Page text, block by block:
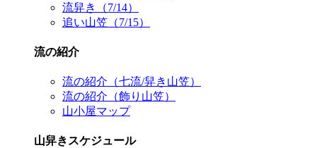
流舁き（7/14）
追い山笠（7/15）
流の紹介
流の紹介（七流/舁き山笠）
流の紹介（飾り山笠）
山小屋マップ
山舁きスケジュール